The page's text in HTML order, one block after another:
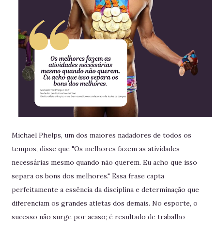
Michael Phelps, um dos maiores nadadores de todos os
tempos, disse que "Os melhores fazem as atividades
necessárias mesmo quando não querem. Eu acho que isso
separa os bons dos melhores." Essa frase capta
perfeitamente a essência da disciplina e determinação que
diferenciam os grandes atletas dos demais. No esporte, o
sucesso não surge por acaso; é resultado de trabalho